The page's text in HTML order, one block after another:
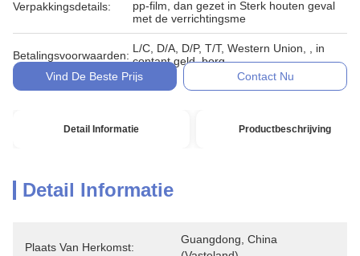
Verpakkingsdetails:
pp-film, dan gezet in Sterk houten geval
met de verrichtingsme
Betalingsvoorwaarden:
L/C, D/A, D/P, T/T, Western Union, , in
contant geld, borg
Vind De Beste Prijs
Contact Nu
Detail Informatie Productbeschrijving
Detail Informatie
Plaats Van Herkomst:
Guangdong, China